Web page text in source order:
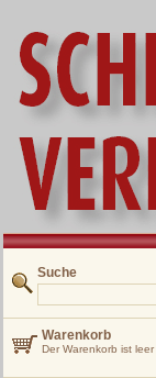
Suche
Warenkorb
Der Warenkorb ist leer